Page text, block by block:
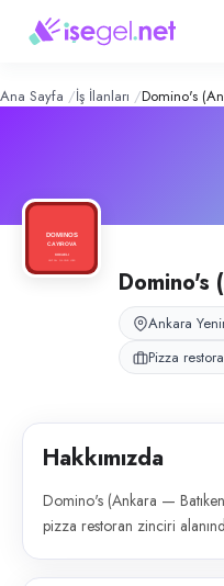
Konum:
Domino's (Ankara — Batıkent),
Restoran Yöneticisi
Ana Sayfa İş İlanları Domino's
Domino's
Ankara
Pizza
Hakkımızda
Domino's (Ankara —
pizza restoran zinciri